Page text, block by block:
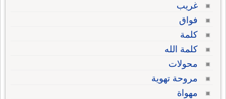
غريب
فواق
كلمة
كلمة الله
محولات
مروحة تهوية
مهواة